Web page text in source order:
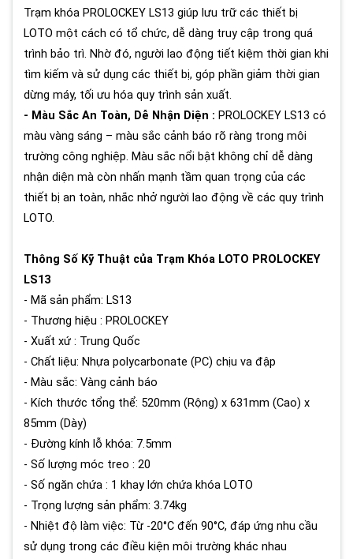
Trạm khóa PROLOCKEY LS13 giúp lưu trữ các thiết bị
LOTO một cách có tổ chức, dễ dàng truy cập trong quá
trình bảo trì. Nhờ đó, người lao động tiết kiệm thời gian khi
tìm kiếm và sử dụng các thiết bị, góp phần giảm thời gian
dừng máy, tối ưu hóa quy trình sản xuất.
- Màu Sắc An Toàn, Dễ Nhận Diện : PROLOCKEY LS13 có
màu vàng sáng – màu sắc cảnh báo rõ ràng trong môi
trường công nghiệp. Màu sắc nổi bật không chỉ dễ dàng
nhận diện mà còn nhấn mạnh tầm quan trọng của các
thiết bị an toàn, nhắc nhở người lao động về các quy trình
LOTO.
Thông Số Kỹ Thuật của Trạm Khóa LOTO PROLOCKEY
LS13
- Mã sản phẩm: LS13
- Thương hiệu : PROLOCKEY
- Xuất xứ : Trung Quốc
- Chất liệu: Nhựa polycarbonate (PC) chịu va đập
- Màu sắc: Vàng cảnh báo
- Kích thước tổng thể: 520mm (Rộng) x 631mm (Cao) x
85mm (Dày)
- Đường kính lỗ khóa: 7.5mm
- Số lượng móc treo : 20
- Số ngăn chứa : 1 khay lớn chứa khóa LOTO
- Trọng lượng sản phẩm: 3.74kg
- Nhiệt độ làm việc: Từ -20°C đến 90°C, đáp ứng nhu cầu
sử dụng trong các điều kiện môi trường khác nhau